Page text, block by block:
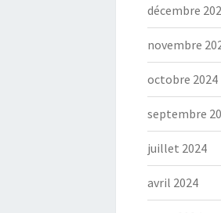
décembre
novembre
octobre 2024
septembre
juillet 2024
avril 2024